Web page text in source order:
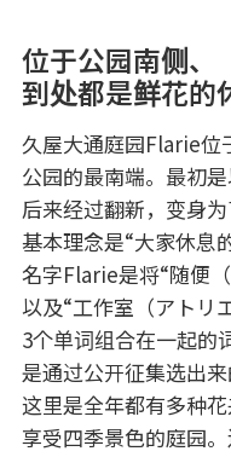
位于公园南侧、
到处都是鲜花的
久屋大通庭园Flarie位
公园的最南端。最初
后来经过翻新，变身
基本理念是“大家休息
名字Flarie是将“随便
以及“工作室（アトリ
3个单词组合在一起的
是通过公开征集选出来
这里是全年都有多种花
享受四季景色的庭园。